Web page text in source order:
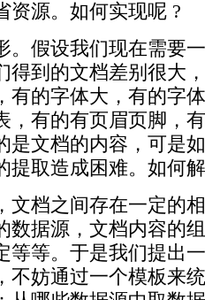
资源。如何实现呢 ?
。假设我们现在需要
得到的文档差别很大
有的字体大，有的字
，有的有页眉页脚，
是文档的内容，可是
提取造成困难。如何
文档之间存在一定的
数据源，文档内容的
等等。于是我们提出
不妨通过一个模板来